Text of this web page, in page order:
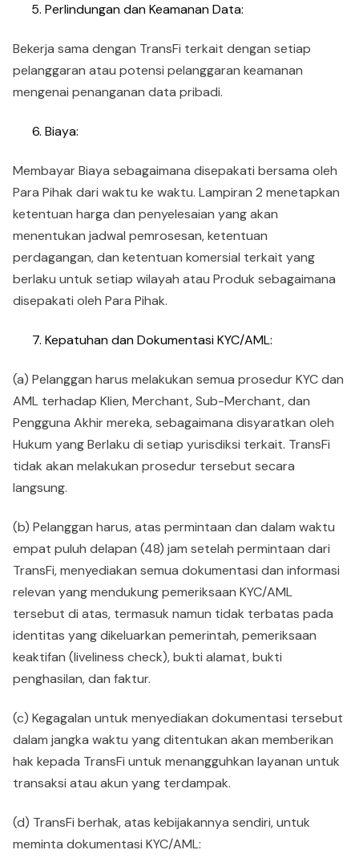
Perlindungan dan Keamanan Data:
Bekerja sama dengan TransFi terkait dengan setiap
pelanggaran atau potensi pelanggaran keamanan
mengenai penanganan data pribadi.
Biaya:
Membayar Biaya sebagaimana disepakati bersama oleh
Para Pihak dari waktu ke waktu. Lampiran 2 menetapkan
ketentuan harga dan penyelesaian yang akan
menentukan jadwal pemrosesan, ketentuan
perdagangan, dan ketentuan komersial terkait yang
berlaku untuk setiap wilayah atau Produk sebagaimana
disepakati oleh Para Pihak.
Kepatuhan dan Dokumentasi KYC/AML:
(a) Pelanggan harus melakukan semua prosedur KYC dan
AML terhadap Klien, Merchant, Sub-Merchant, dan
Pengguna Akhir mereka, sebagaimana disyaratkan oleh
Hukum yang Berlaku di setiap yurisdiksi terkait. TransFi
tidak akan melakukan prosedur tersebut secara
langsung.
(b) Pelanggan harus, atas permintaan dan dalam waktu
empat puluh delapan (48) jam setelah permintaan dari
TransFi, menyediakan semua dokumentasi dan informasi
relevan yang mendukung pemeriksaan KYC/AML
tersebut di atas, termasuk namun tidak terbatas pada
identitas yang dikeluarkan pemerintah, pemeriksaan
keaktifan (liveliness check), bukti alamat, bukti
penghasilan, dan faktur.
(c) Kegagalan untuk menyediakan dokumentasi tersebut
dalam jangka waktu yang ditentukan akan memberikan
hak kepada TransFi untuk menangguhkan layanan untuk
transaksi atau akun yang terdampak.
(d) TransFi berhak, atas kebijakannya sendiri, untuk
meminta dokumentasi KYC/AML: